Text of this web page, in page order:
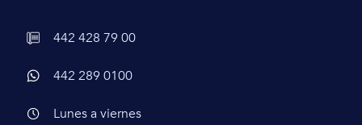
442 428 79 00
442 289 0100
Lunes a viernes